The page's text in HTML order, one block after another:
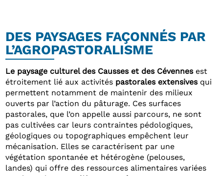
DES PAYSAGES FAÇONNÉS PAR
L’AGROPASTORALISME
Le paysage culturel des Causses et des Cévennesest
étroitement lié aux activités pastorales extensivesqui
permettent notamment de maintenir des milieux
ouverts par l’action du pâturage. Ces surfaces
pastorales, que l’on appelle aussi parcours, ne sont
pas cultivées car leurs contraintes pédologiques,
géologiques ou topographiques empêchent leur
mécanisation. Elles se caractérisent par une
végétation spontanée et hétérogène (pelouses,
landes) qui offre des ressources alimentaires variées